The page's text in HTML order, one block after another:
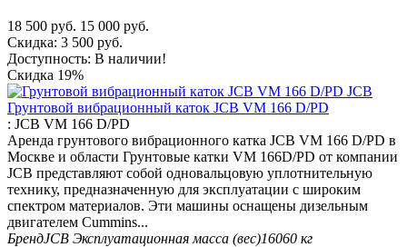
18 500 руб. 15 000 руб.
Скидка: 3 500 руб.
Доступность: В наличии!
Скидка 19%
Грунтовой вибрационный каток JCB VM 166 D/PD
: JCB VM 166 D/PD
Аренда грунтового вибрационного катка JCB VM 166 D/PD в
Москве и области Грунтовые катки VM 166D/PD от компании
JCB представляют собой одновальцовую уплотнительную
технику, предназначенную для эксплуатации с широким
спектром материалов. Эти машины оснащены дизельным
двигателем Cummins...
БрендJCB Эксплуатационная масса (вес)16060 кг